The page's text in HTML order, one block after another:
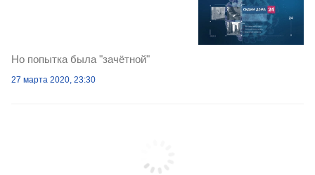
Но попытка была "зачётной"
27 марта 2020, 23:30